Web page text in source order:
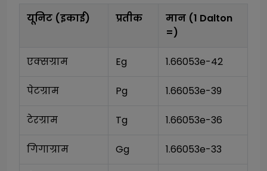
यूनिट (इकाई) प्रतीक मान (1 Dalton
=)
एक्सग्राम Eg 1.66053e-42
पेटग्राम Pg 1.66053e-39
टेरग्राम Tg 1.66053e-36
गिगाग्राम Gg 1.66053e-33